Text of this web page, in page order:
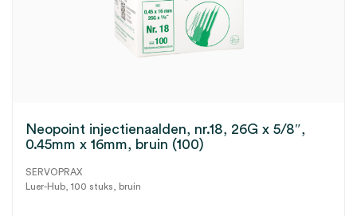
Neopoint injectienaalden, nr.18, 26G x 5/8″,
0.45mm x 16mm, bruin (100)
SERVOPRAX
Luer-Hub, 100 stuks, bruin